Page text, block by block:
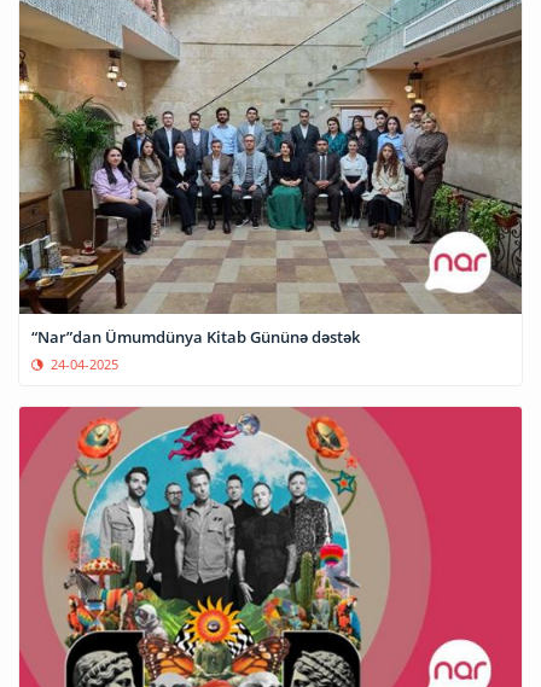
“Nar”dan Ümumdünya Kitab Gününə dəstək
24-04-2025